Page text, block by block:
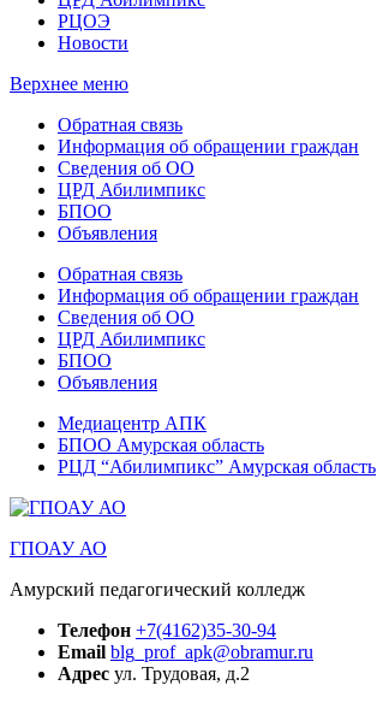
РЦОЭ
Новости
Верхнее меню
Обратная связь
Информация об обращении граждан
Сведения об ОО
ЦРД Абилимпикс
БПОО
Объявления
Обратная связь
Информация об обращении граждан
Сведения об ОО
ЦРД Абилимпикс
БПОО
Объявления
Медиацентр АПК
БПОО Амурская область
РЦД “Абилимпикс” Амурская область
ГПОАУ АО
Амурский педагогический колледж
Телефон +7(4162)35-30-94
Email blg_prof_apk@obramur.ru
Адрес ул. Трудовая, д.2